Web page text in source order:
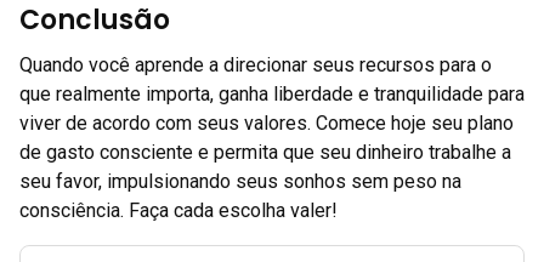
Conclusão
Quando você aprende a direcionar seus recursos para o
que realmente importa, ganha liberdade e tranquilidade para
viver de acordo com seus valores. Comece hoje seu plano
de gasto consciente e permita que seu dinheiro trabalhe a
seu favor, impulsionando seus sonhos sem peso na
consciência. Faça cada escolha valer!